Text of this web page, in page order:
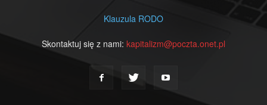
Klauzula RODO
Skontaktuj się z nami: kapitalizm@poczta.onet.pl